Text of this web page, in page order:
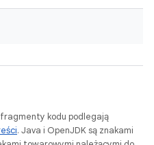
kodu podlegają
. Java i OpenJDK są znakami